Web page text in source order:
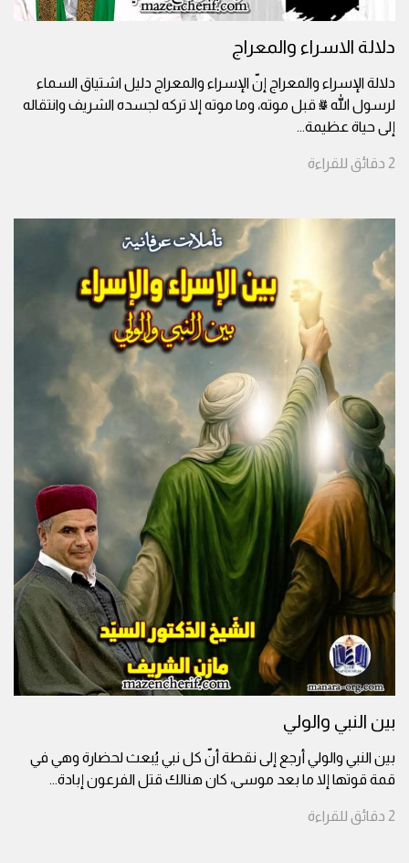
دلالة الاسراء والمعراج
دلالة الإسراء والمعراج إنّ الإسراء والمعراج دليل اشتياق السماء
لرسول الله ﷺ قبل موته، وما موته إلا تركه لجسده الشريف وانتقاله
إلى حياة عظيمة...
2 دقائق للقراءة
بين النبي والولي
بين النبي والولي أرجع إلى نقطة أنّ كل نبي يُبعث لحضارة وهي في
قمة قوتها إلا ما بعد موسى، كان هنالك قتل الفرعون إبادة...
2 دقائق للقراءة